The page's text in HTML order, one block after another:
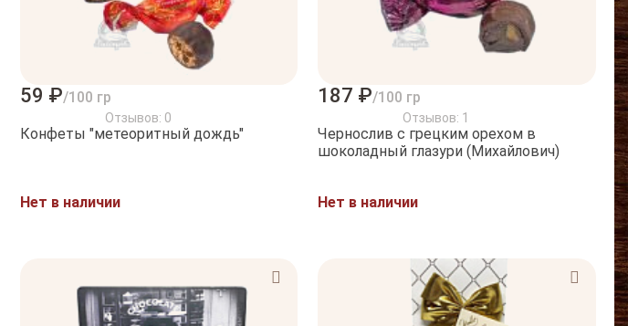
59 ₽/100 гр
Отзывов: 0
Конфеты "метеоритный дождь"
Нет в наличии
187 ₽/100 гр
Отзывов: 1
Чернослив с грецким орехом в
шоколадный глазури (Михайлович)
Нет в наличии